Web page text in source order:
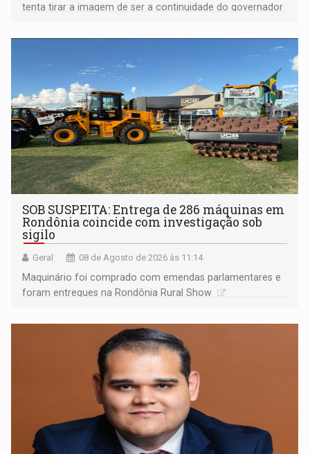
tenta tirar a imagem de ser a continuidade do governador
não ter entrado no modo eleição; ABAV faz evento em
SOB SUSPEITA: Entrega de 286 máquinas em
Rondônia coincide com investigação sob
sigilo
Geral 08 de Agosto de 2026 às 11:14
Maquinário foi comprado com emendas parlamentares e
foram entregues na Rondônia Rural Show